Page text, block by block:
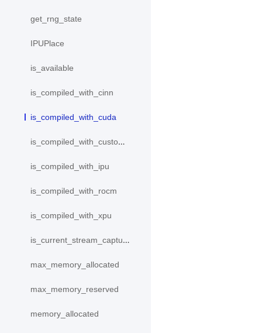
get_rng_state
IPUPlace
is_available
is_compiled_with_cinn
is_compiled_with_cuda
is_compiled_with_custom_device
is_compiled_with_ipu
is_compiled_with_rocm
is_compiled_with_xpu
is_current_stream_capturing
max_memory_allocated
max_memory_reserved
memory_allocated